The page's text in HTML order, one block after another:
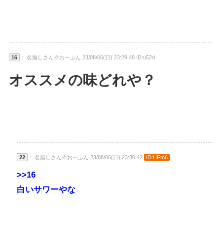
16 ： 名無しさん＠おーぷん 23/08/06(日) 23:29:48 ID:u52d
オススメの味どれや？
22 ： 名無しさん＠おーぷん 23/08/06(日) 23:30:42 ID:HFm6
>>16
白いサワーやな